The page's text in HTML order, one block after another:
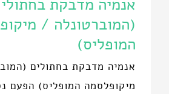
אנמיה מדבקת
(המוברטונלה /
המופליס)
אנמיה מדבקת בחתולים
מיקופלסמה המופליס) הפעם